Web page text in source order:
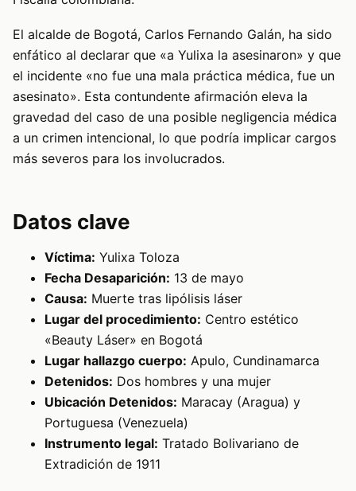
El alcalde de Bogotá, Carlos Fernando Galán, ha sido
enfático al declarar que «a Yulixa la asesinaron» y que
el incidente «no fue una mala práctica médica, fue un
asesinato». Esta contundente afirmación eleva la
gravedad del caso de una posible negligencia médica
a un crimen intencional, lo que podría implicar cargos
más severos para los involucrados.
Datos clave
Víctima: Yulixa Toloza
Fecha Desaparición: 13 de mayo
Causa: Muerte tras lipólisis láser
Lugar del procedimiento: Centro estético
«Beauty Láser» en Bogotá
Lugar hallazgo cuerpo: Apulo, Cundinamarca
Detenidos: Dos hombres y una mujer
Ubicación Detenidos: Maracay (Aragua) y
Portuguesa (Venezuela)
Instrumento legal: Tratado Bolivariano de
Extradición de 1911